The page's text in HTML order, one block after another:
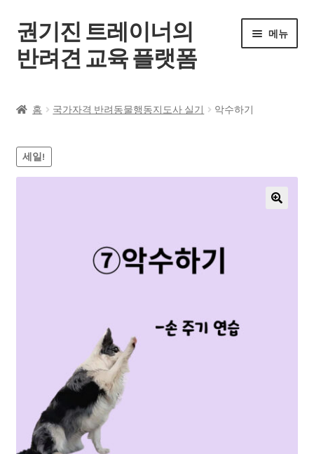
권기진 트레이너의
반려견 교육 플랫폼
메뉴
공지사항
내 강의실(구매한 영상 보기)
홈 국가자격 반려동물행동지도사 실기 악수하기
세일!